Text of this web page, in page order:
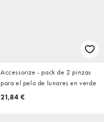
Accessorize - pack de 2 pinzas
para el pelo de lunares en verde
21,84 €